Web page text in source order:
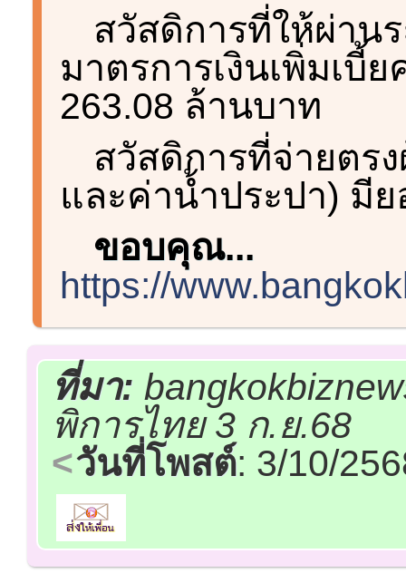
สวัสดิการที่ให้ผ่าน
มาตรการเงินเพิ่มเบี้
263.08 ล้านบาท
สวัสดิการที่จ่ายตร
และค่าน้ำประปา) มี
ขอบคุณ...
https://
ที่มา:
พิการไทย 3 ก.ย.68
วันที่โพสต์: 3/10/